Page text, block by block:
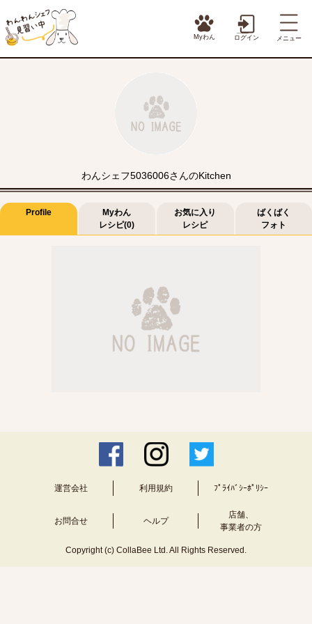
Myわん ログイン メニュー
わんシェフ5036006さんのKitchen
Profile
Myわん
レシピ(0)
お気に入り
レシピ
ばくばく
フォト
運営会社 利用規約 ﾌﾟﾗｲﾊﾞｼｰﾎﾟﾘｼｰ
お問合せ ヘルプ
店舗、
事業者の方
Copyright (c) CollaBee Ltd. All Rights Reserved.